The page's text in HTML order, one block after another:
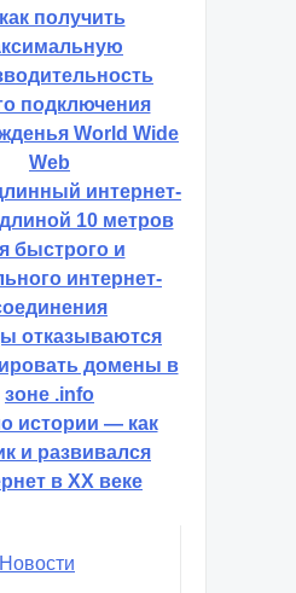
получить
подключения
World Wide
Web
интернет-
10 метров
быстрого и
интернет-
отказываются
домены в
зоне .info
истории — как
и развивался
в XX веке
Новости